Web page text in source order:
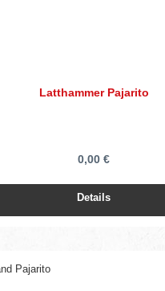
Latthammer Pajarito
0,00 €
Details